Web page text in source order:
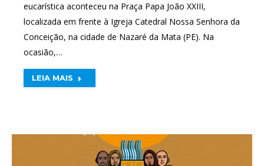
eucarística aconteceu na Praça Papa João XXIII,
localizada em frente à Igreja Catedral Nossa Senhora da
Conceição, na cidade de Nazaré da Mata (PE). Na
ocasião,…
LEIA MAIS